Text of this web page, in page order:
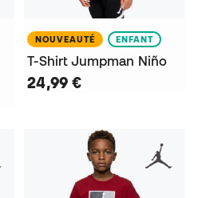
NOUVEAUTÉ ENFANT
T-Shirt Jumpman Niño
24,99 €